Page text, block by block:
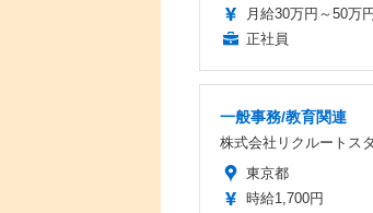
月給30万円～50万円
正社員
一般事務/教育関連
株式会社リクルートス
東京都
時給1,700円